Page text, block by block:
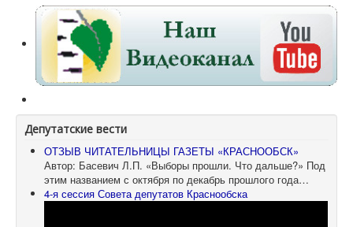
Депутатские вести
ОТЗЫВ ЧИТАТЕЛЬНИЦЫ ГАЗЕТЫ «КРАСНООБСК»
Автор: Басевич Л.П. «Выборы прошли. Что дальше?» Под
этим названием с октября по декабрь прошлого года…
4-я сессия Совета депутатов Краснообска